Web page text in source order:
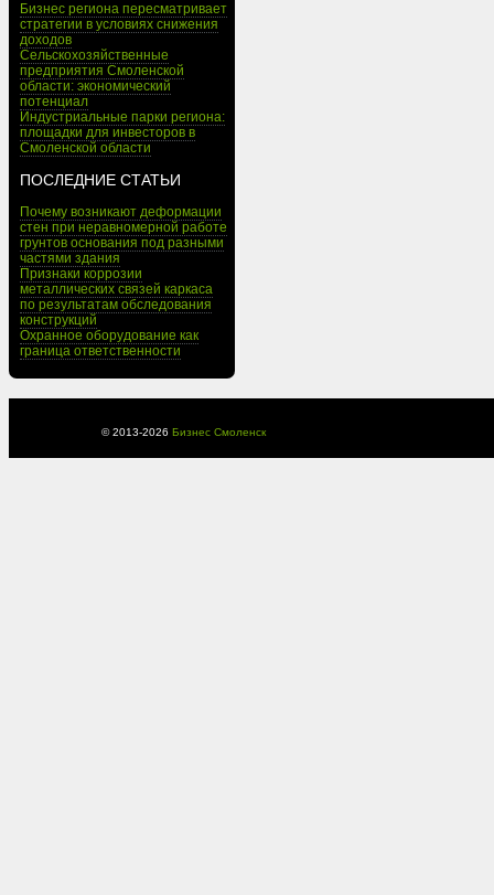
Бизнес региона пересматривает
стратегии в условиях снижения
доходов
Сельскохозяйственные
предприятия Смоленской
области: экономический
потенциал
Индустриальные парки региона:
площадки для инвесторов в
Смоленской области
ПОСЛЕДНИЕ СТАТЬИ
Почему возникают деформации
стен при неравномерной работе
грунтов основания под разными
частями здания
Признаки коррозии
металлических связей каркаса
по результатам обследования
конструкций
Охранное оборудование как
граница ответственности
© 2013-2026 Бизнес Смоленск